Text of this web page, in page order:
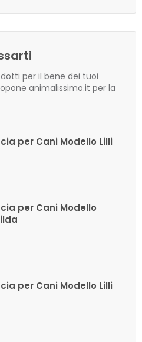
per il bene dei tuoi
animalissimo.it per la
per Cani Modello Lilli
per Cani Modello
per Cani Modello Lilli